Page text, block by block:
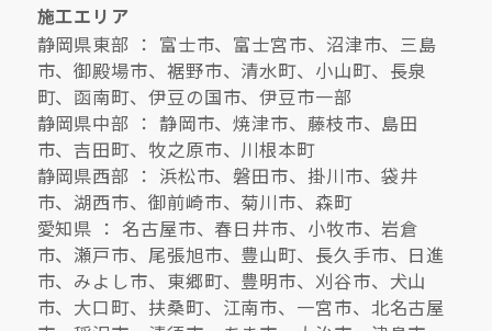
施工エリア
静岡県東部 ： 富士市、富士宮市、沼津市、三島
市、御殿場市、裾野市、清水町、小山町、長泉
町、函南町、伊豆の国市、伊豆市一部
静岡県中部 ： 静岡市、焼津市、藤枝市、島田
市、吉田町、牧之原市、川根本町
静岡県西部 ： 浜松市、磐田市、掛川市、袋井
市、湖西市、御前崎市、菊川市、森町
愛知県 ： 名古屋市、春日井市、小牧市、岩倉
市、瀬戸市、尾張旭市、豊山町、長久手市、日進
市、みよし市、東郷町、豊明市、刈谷市、犬山
市、大口町、扶桑町、江南市、一宮市、北名古屋